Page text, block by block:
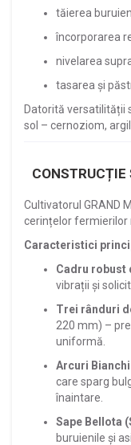
tăierea
încorporarea
nivelarea
tasarea și
Datorită versatilității
sol – cernoziom,
Cultivatorul GRAND
cerințelor fermierilor
Caracteristici
Cadru robust
vibrații și
Trei rânduri
220 mm) –
uniformă.
Arcuri
care sparg
înaintare.
Sape Bellota
buruienile și